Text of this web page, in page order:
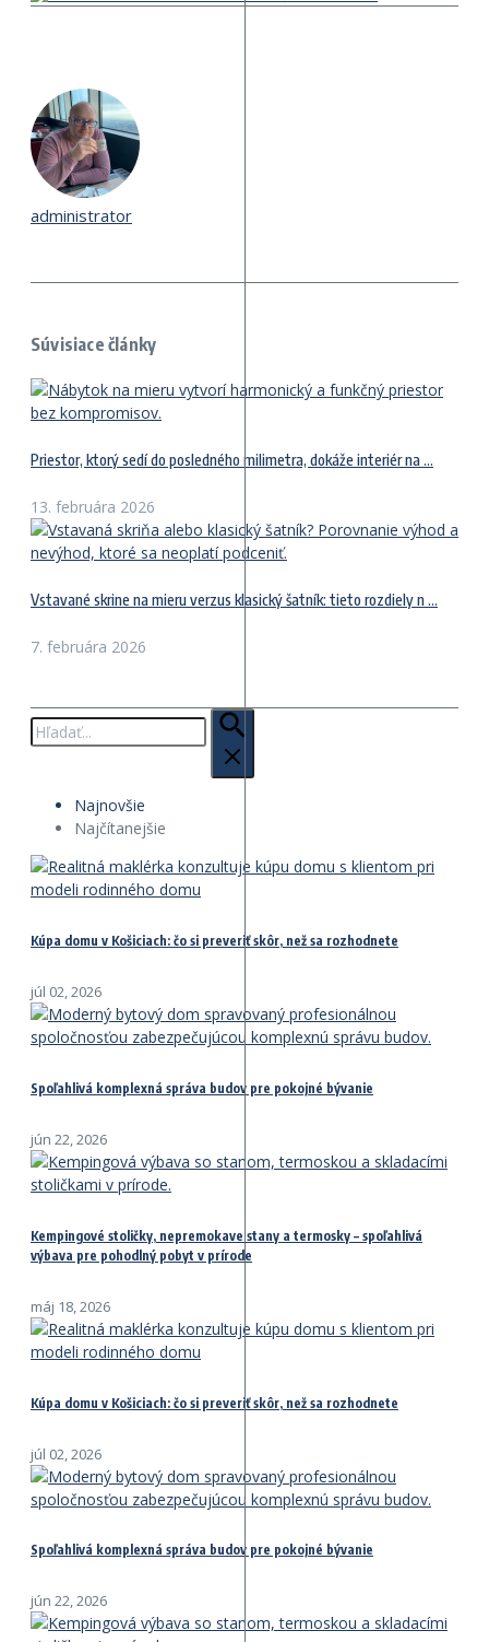
administrator
Súvisiace články
Priestor, ktorý sedí do posledného milimetra, dokáže interiér na ...
13. februára 2026
Vstavané skrine na mieru verzus klasický šatník: tieto rozdiely n ...
7. februára 2026
Hľadať:
Najnovšie
Najčítanejšie
Kúpa domu v Košiciach: čo si preveriť skôr, než sa rozhodnete
júl 02, 2026
Spoľahlivá komplexná správa budov pre pokojné bývanie
jún 22, 2026
Kempingové stoličky, nepremokave stany a termosky – spoľahlivá
výbava pre pohodlný pobyt v prírode
máj 18, 2026
Kúpa domu v Košiciach: čo si preveriť skôr, než sa rozhodnete
júl 02, 2026
Spoľahlivá komplexná správa budov pre pokojné bývanie
jún 22, 2026